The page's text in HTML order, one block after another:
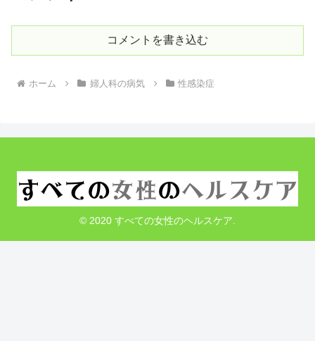
コメントを書き込む
ホーム 婦人科の病気 性感染症
© 2020 すべての女性のヘルスケア.